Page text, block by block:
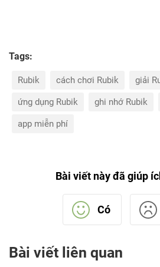
Tags:
Rubik cách chơi Rubik giải
ứng dụng Rubik ghi nhớ Rubik
app miễn phí
Bài viết này đã giúp
Có
Bài viết liên quan